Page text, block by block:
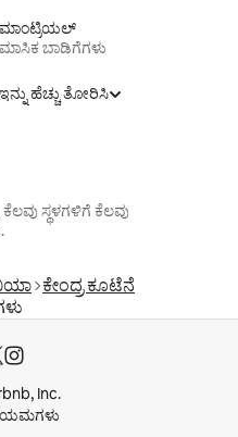
ಮಾಂಟ್ರಿಯಲ್
ಮಾಸಿಕ ಬಾಡಿಗೆಗಳು
ಇನ್ನು ಹೆಚ್ಚು ತೋರಿಸಿ
ಸ್ಥಳಗಳಿಗೆ ಕೆಲವು
ಕೇಂದ್ರ ಕೂಟೆನೆ
Inc.